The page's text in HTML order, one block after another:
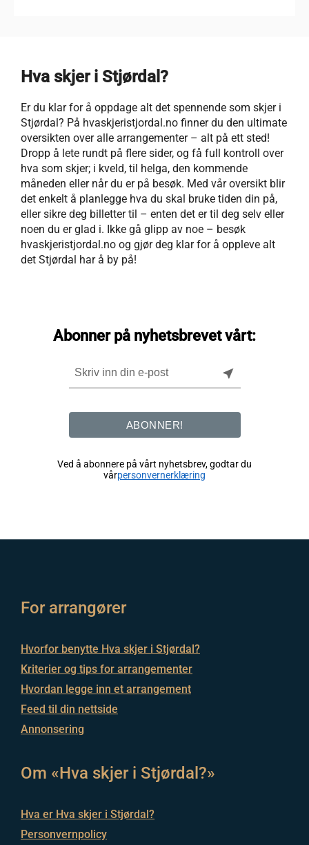
Hva skjer i Stjørdal?
Er du klar for å oppdage alt det spennende som skjer i
Stjørdal? På hvaskjeristjordal.no finner du den ultimate
oversikten over alle arrangementer – alt på ett sted!
Dropp å lete rundt på flere sider, og få full kontroll over
hva som skjer; i kveld, til helga, den kommende
måneden eller når du er på besøk. Med vår oversikt blir
det enkelt å planlegge hva du skal bruke tiden din på,
eller sikre deg billetter til – enten det er til deg selv eller
noen du er glad i. Ikke gå glipp av noe – besøk
hvaskjeristjordal.no og gjør deg klar for å oppleve alt
det Stjørdal har å by på!
Abonner på nyhetsbrevet vårt:
near_me
ABONNER!
Ved å abonnere på vårt nyhetsbrev, godtar du
vårpersonvernerklæring
For arrangører
Hvorfor benytte Hva skjer i Stjørdal?
Kriterier og tips for arrangementer
Hvordan legge inn et arrangement
Feed til din nettside
Annonsering
Om «Hva skjer i Stjørdal?»
Hva er Hva skjer i Stjørdal?
Personvernpolicy